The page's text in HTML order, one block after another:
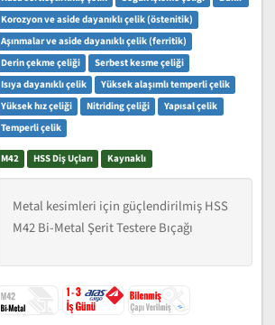
Korozyon ve aside dayanıklı çelik (östenitik)
Aşınmalar ve aside dayanıklı çelik (ferritik)
Derin çekme çeliği
Serbest kesme çeliği
Isıya dayanıklı çelik
Yüksek alaşımlı temperli çelik
Yüksek hız çeliği
Nitriding çeliği
Yapısal çelik
Temperli çelik
M42 HSS Diş Uçları Kaynaklı
Metal kesimleri için güçlendirilmiş HSS
M42 Bi-Metal Şerit Testere Bıçağı